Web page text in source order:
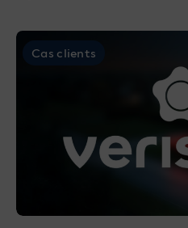
Cas clients